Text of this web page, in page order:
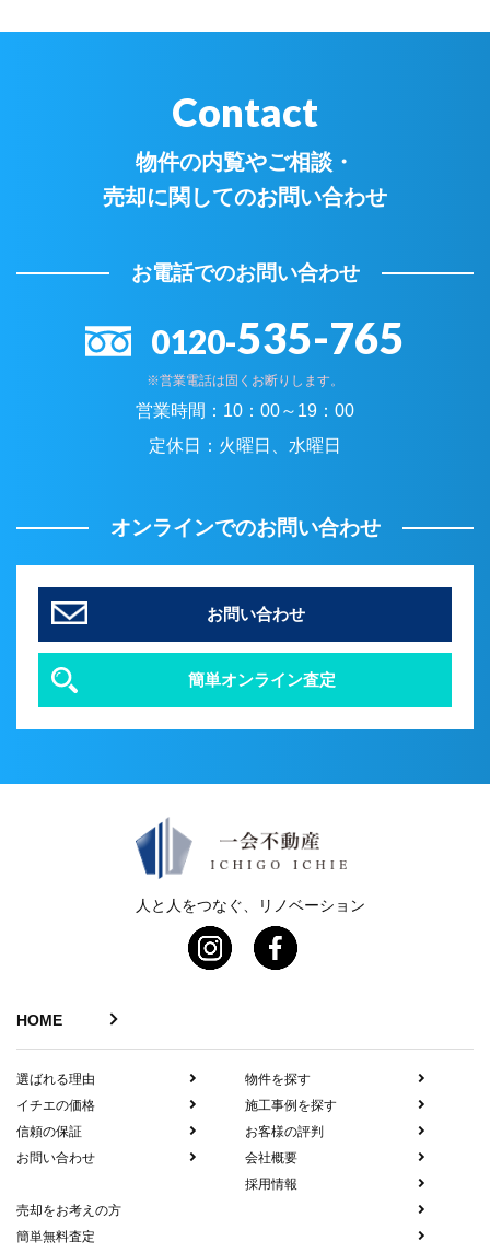
Contact
物件の内覧やご相談・
売却に関してのお問い合わせ
お電話でのお問い合わせ
0120-535-765
※営業電話は固くお断りします。
営業時間： 10：00～19：00
定休日： 火曜日、水曜日
オンラインでのお問い合わせ
お問い合わせ
簡単オンライン査定
人と人をつなぐ、リノベーション
HOME
選ばれる理由
イチエの価格
信頼の保証
お問い合わせ
物件を探す
施工事例を探す
お客様の評判
会社概要
採用情報
売却をお考えの方
簡単無料査定